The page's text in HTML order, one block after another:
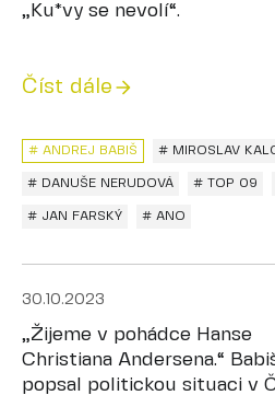
„Ku*vy se nevolí“.
Číst dále
# MIROSLAV
# DANUŠE NERUDOVÁ
# ANDREJ BABIŠ
# TOP 09
# JAN FARSKÝ # ANO
30.10.2023
„Žijeme v pohádce Hanse
Christiana Andersena.“
popsal politickou situaci v